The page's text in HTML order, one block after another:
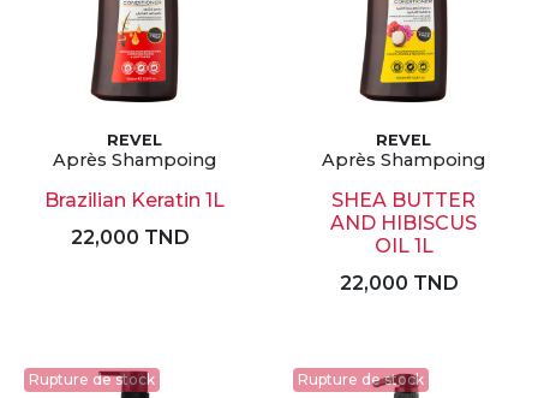
REVEL
Après Shampoing
Brazilian Keratin 1L
22,000 TND
REVEL
Après Shampoing
SHEA BUTTER
AND HIBISCUS
OIL 1L
22,000 TND
Rupture de stock Rupture de stock